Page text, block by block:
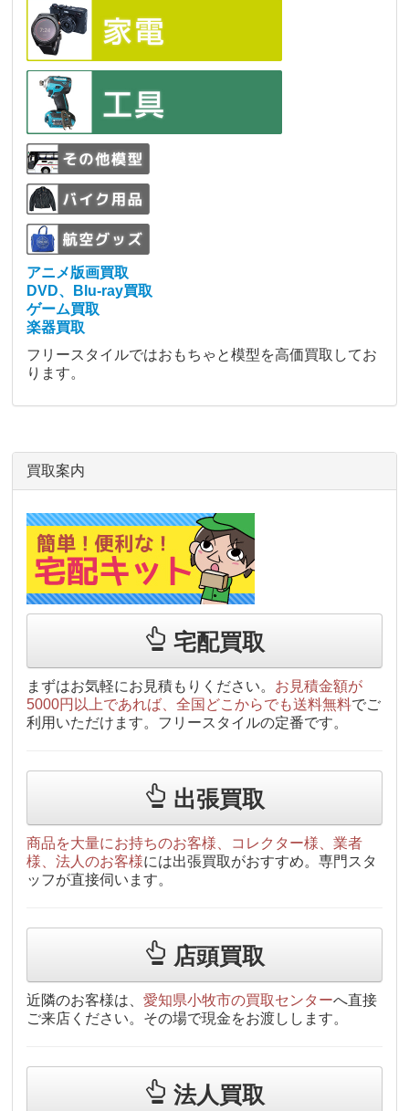
アニメ版画買取
DVD、Blu-ray買取
ゲーム買取
楽器買取
フリースタイルではおもちゃと模型を高価買取してお
ります。
買取案内
宅配買取
まずはお気軽にお見積もりください。 お見積金額が
5000円以上であれば、全国どこからでも送料無料でご
利用いただけます。フリースタイルの定番です。
出張買取
商品を大量にお持ちのお客様、コレクター様、業者
様、法人のお客様には出張買取がおすすめ。専門スタ
ッフが直接伺います。
店頭買取
近隣のお客様は、愛知県小牧市の買取センターへ直接
ご来店ください。その場で現金をお渡しします。
法人買取